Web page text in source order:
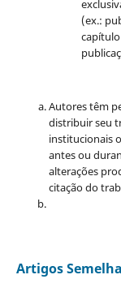
(ex.:
Autores têm
distribuir seu
institucionais
antes ou
alterações
citação do
Artigos